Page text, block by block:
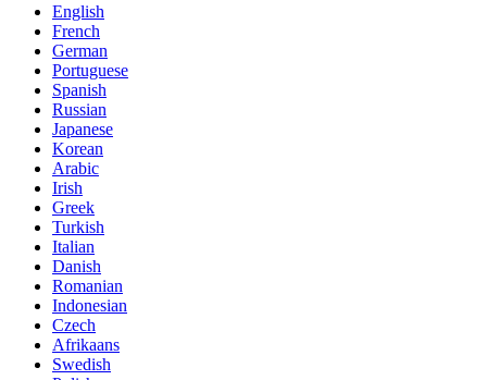
English
French
German
Portuguese
Spanish
Russian
Japanese
Korean
Arabic
Irish
Greek
Turkish
Italian
Danish
Romanian
Indonesian
Czech
Afrikaans
Swedish